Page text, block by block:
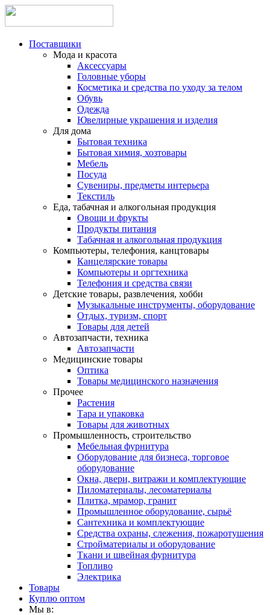
Поставщики
Мода и красота
Аксессуары
Головные уборы
Косметика и средства по уходу за телом
Обувь
Одежда
Ювелирные украшения и изделия
Для дома
Бытовая техника
Бытовая химия, хозтовары
Мебель
Посуда
Сувениры, предметы интерьера
Текстиль
Еда, табачная и алкогольная продукция
Овощи и фрукты
Продукты питания
Табачная и алкогольная продукция
Компьютеры, телефония, канцтовары
Канцелярские товары
Компьютеры и оргтехника
Телефония и средства связи
Детские товары, развлечения, хобби
Музыкальные инструменты, оборудование
Отдых, туризм, спорт
Товары для детей
Автозапчасти, техника
Автозапчасти
Медицинские товары
Оптика
Товары медицинского назначения
Прочее
Растения
Тара и упаковка
Товары для животных
Промышленность, строительство
Мебельная фурнитура
Оборудование для бизнеса, торговое
оборудование
Окна, двери, витражи и комплектующие
Пиломатериалы, лесоматериалы
Плитка, мрамор, гранит
Промышленное оборудование, сырьё
Сантехника и комплектующие
Средства охраны, слежения, пожаротушения
Стройматериалы и оборудование
Ткани и швейная фурнитура
Топливо
Электрика
Товары
Куплю оптом
Мы в: